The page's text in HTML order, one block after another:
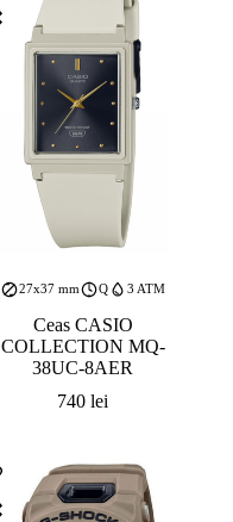
27x37 mm Q 3 ATM
Ceas CASIO
COLLECTION MQ-
38UC-8AER
740lei